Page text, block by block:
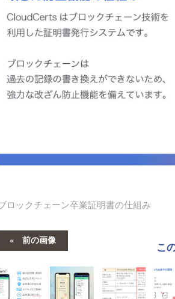
ロックチェーン卒業証明書の仕組み
前の画像
こ